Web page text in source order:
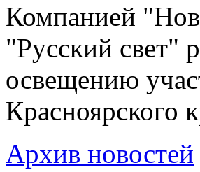
Компанией
"Русский свет"
освещению
Красноярского
Архив новостей